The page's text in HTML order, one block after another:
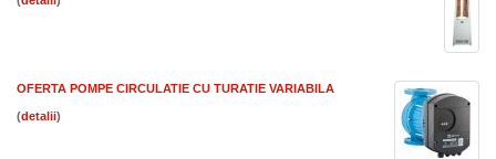
OFERTA POMPE CIRCULATIE CU TURATIE VARIABILA
( )